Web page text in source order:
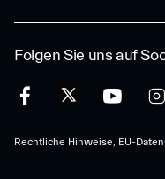
Folgen Sie uns auf
Rechtliche Hinweise, EU-